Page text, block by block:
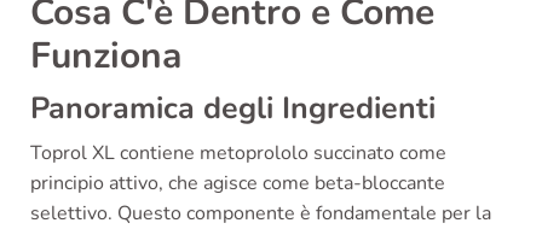
Cosa C'è Dentro e Come
Funziona
Panoramica degli Ingredienti
Toprol XL contiene metoprololo succinato come
principio attivo, che agisce come beta-bloccante
selettivo. Questo componente è fondamentale per la